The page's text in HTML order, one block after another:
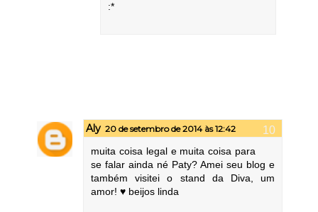
:*
Aly 20 de setembro de 2014 às 12:42
muita coisa legal e muita coisa para
se falar ainda né Paty? Amei seu blog e
também visitei o stand da Diva, um
amor! ♥ beijos linda